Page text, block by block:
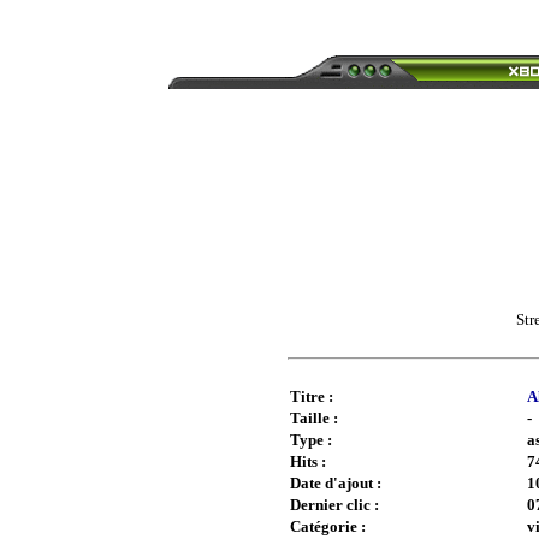
Titre :
Taille :
-
Type :
Hits :
Date d'ajout :
Dernier clic :
Catégorie :